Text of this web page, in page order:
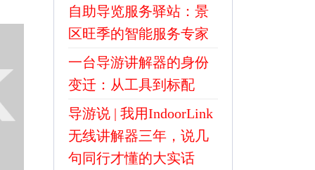
自助导览服务驿站：景
区旺季的智能服务专家
一台导游讲解器的身份
变迁：从工具到标配
导游说 | 我用IndoorLink
无线讲解器三年，说几
句同行才懂的大实话